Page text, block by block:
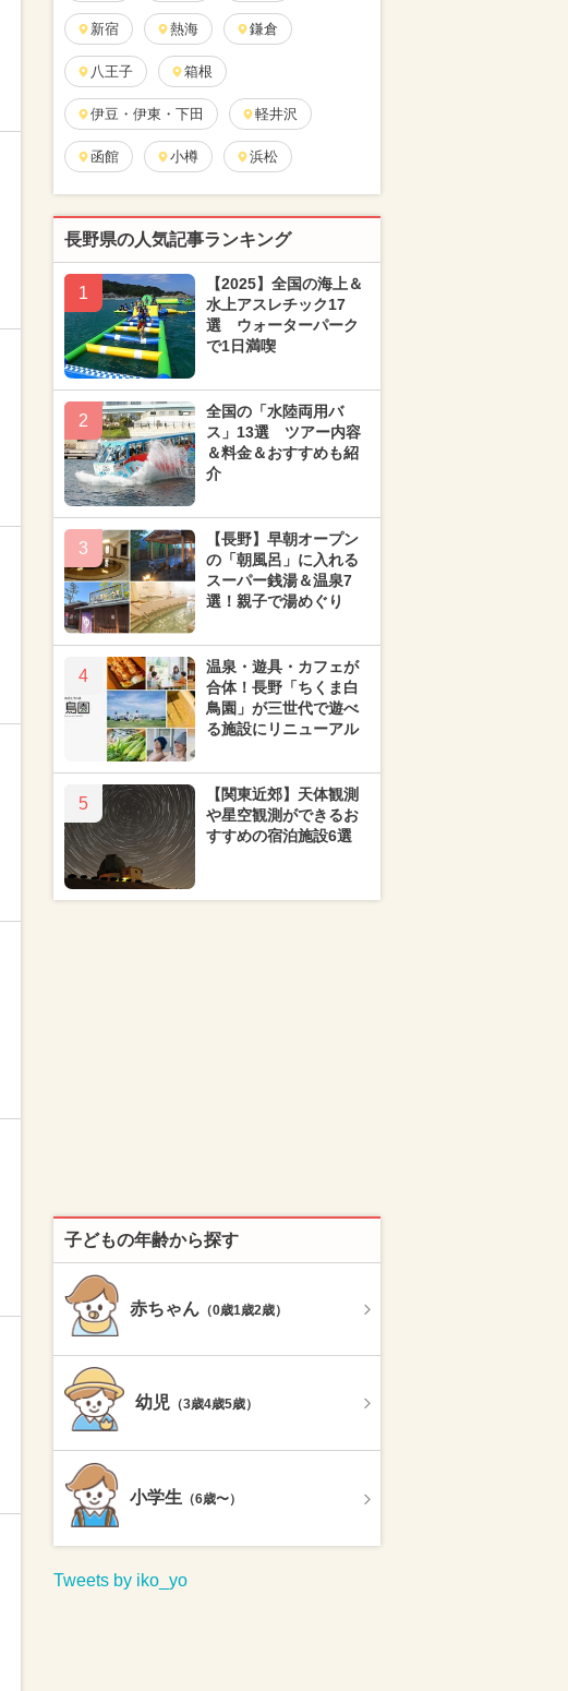
新宿 熱海 鎌倉
八王子 箱根
伊豆・伊東・下田 軽井沢
函館 小樽 浜松
長野県の人気記事ランキング
1
【2025】全国の海上＆
水上アスレチック17
選 ウォーターパーク
で1日満喫
2
全国の「水陸両用バ
ス」13選 ツアー内容
＆料金＆おすすめも紹
介
3
【長野】早朝オープン
の「朝風呂」に入れる
スーパー銭湯＆温泉7
選！親子で湯めぐり
4
温泉・遊具・カフェが
合体！長野「ちくま白
鳥園」が三世代で遊べ
る施設にリニューアル
5
【関東近郊】天体観測
や星空観測ができるお
すすめの宿泊施設6選
子どもの年齢から探す
赤ちゃん （0歳1歳2歳）
幼児 （3歳4歳5歳）
小学生 （6歳〜）
Tweets by iko_yo